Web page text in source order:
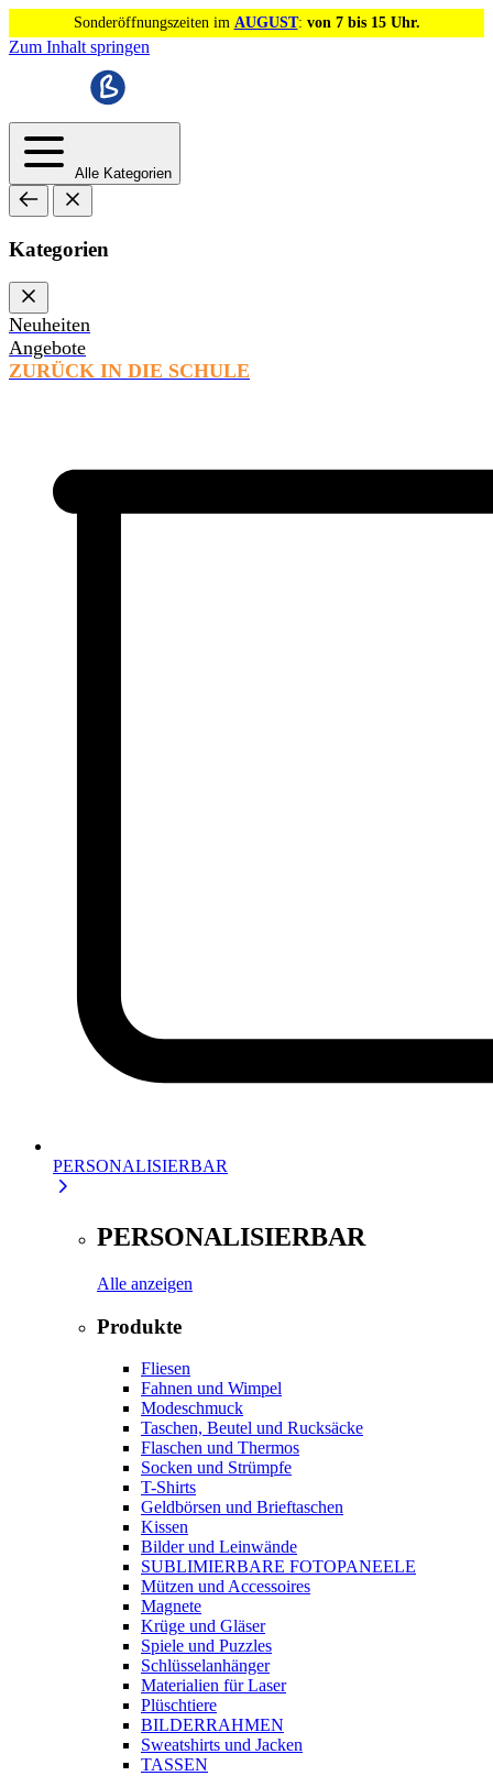
Sonderöffnungszeiten im AUGUST: von 7 bis 15 Uhr.
Zum Inhalt springen
Alle Kategorien
Kategorien
Neuheiten
Angebote
ZURÜCK IN DIE SCHULE
PERSONALISIERBAR
PERSONALISIERBAR
Alle anzeigen
Produkte
Fliesen
Fahnen und Wimpel
Modeschmuck
Taschen, Beutel und Rucksäcke
Flaschen und Thermos
Socken und Strümpfe
T-Shirts
Geldbörsen und Brieftaschen
Kissen
Bilder und Leinwände
SUBLIMIERBARE FOTOPANEELE
Mützen und Accessoires
Magnete
Krüge und Gläser
Spiele und Puzzles
Schlüsselanhänger
Materialien für Laser
Plüschtiere
BILDERRAHMEN
Sweatshirts und Jacken
TASSEN